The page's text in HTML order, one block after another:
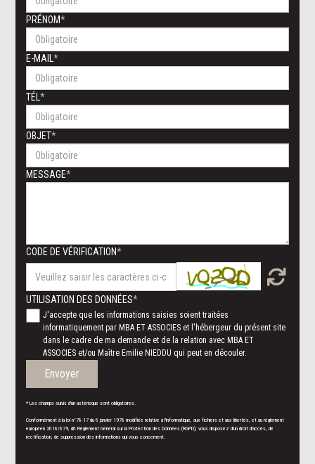
PRÉNOM
E-MAIL
TÉL
OBJET
MESSAGE
CODE DE VÉRIFICATION
UTILISATION DES DONNÉES
J'accepte que les informations saisies soient traitées
informatiquement par MBA ET ASSOCIES et l'hébergeur du présent site
dans le cadre de ma demande et de la relation avec MBA ET
ASSOCIES et/ou Maître Emilie NIEDDU qui peut en découler.
Envoyer
* Les champs suivis d'un astérisque sont obligatoires.
Conformément à la loi n°78-17 du 6 janvier 1978 modifiée relative à l'informatique, aux fichiers et aux libertés, et au règlement
européen 2016/679, dit Règlement Général sur la Protection des Données (RGPD), vous disposez d'un droit d'accès, de
rectification, de suppression des informations qui vous concernent.